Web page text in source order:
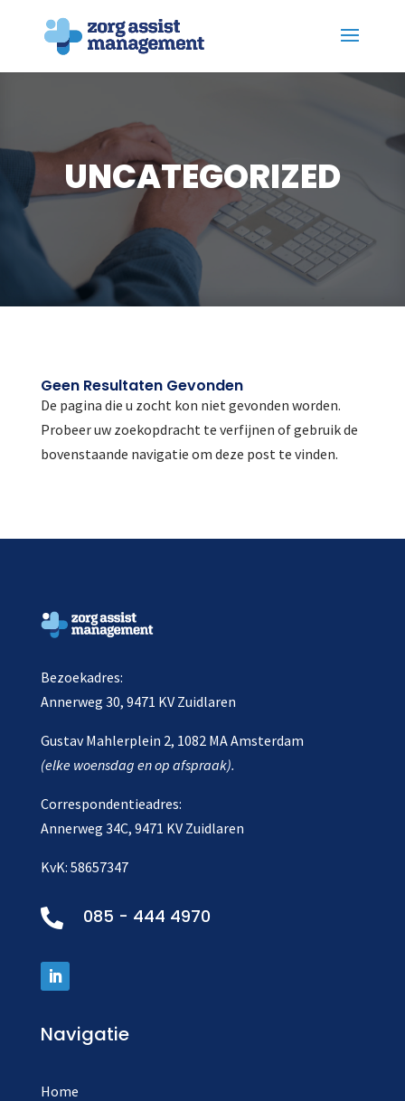
UNCATEGORIZED
Geen Resultaten Gevonden
De pagina die u zocht kon niet gevonden worden.
Probeer uw zoekopdracht te verfijnen of gebruik de
bovenstaande navigatie om deze post te vinden.
Bezoekadres:
Annerweg 30, 9471 KV Zuidlaren
Gustav Mahlerplein 2, 1082 MA Amsterdam
(elke woensdag en op afspraak).
Correspondentieadres:
Annerweg 34C, 9471 KV Zuidlaren
KvK: 58657347
 085 - 444 4970
Navigatie
Home